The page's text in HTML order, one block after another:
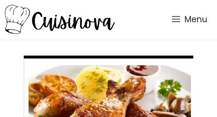
Vai
al
contenuto
Menu